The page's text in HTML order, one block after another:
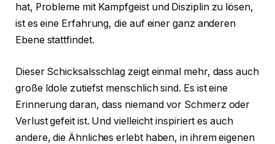
hat, Probleme mit Kampfgeist und Disziplin zu lösen,
ist es eine Erfahrung, die auf einer ganz anderen
Ebene stattfindet.
Dieser Schicksalsschlag zeigt einmal mehr, dass auch
große Idole zutiefst menschlich sind. Es ist eine
Erinnerung daran, dass niemand vor Schmerz oder
Verlust gefeit ist. Und vielleicht inspiriert es auch
andere, die Ähnliches erlebt haben, in ihrem eigenen